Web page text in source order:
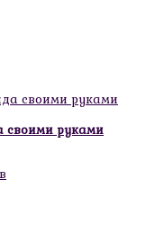
своими руками